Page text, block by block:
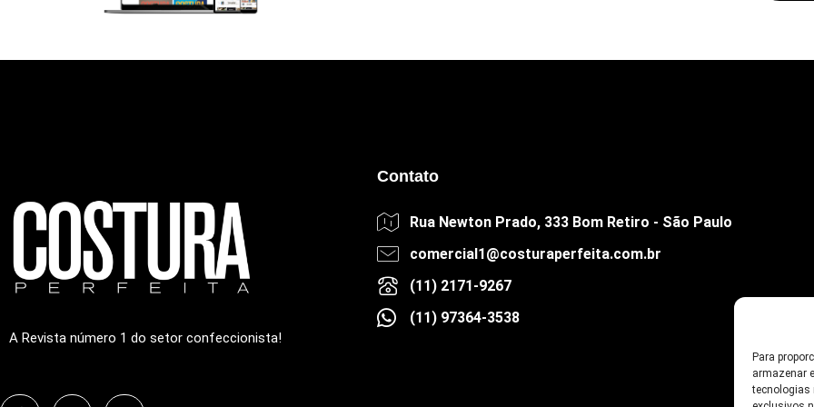
Para
armazenar
tecnologias
A Revista número 1 do setor confeccionista!
Contato
Rua Newton Prado, 333 Bom Retiro - São Paulo
comercial1@costuraperfeita.com.br
(11) 2171-9267
(11) 97364-3538